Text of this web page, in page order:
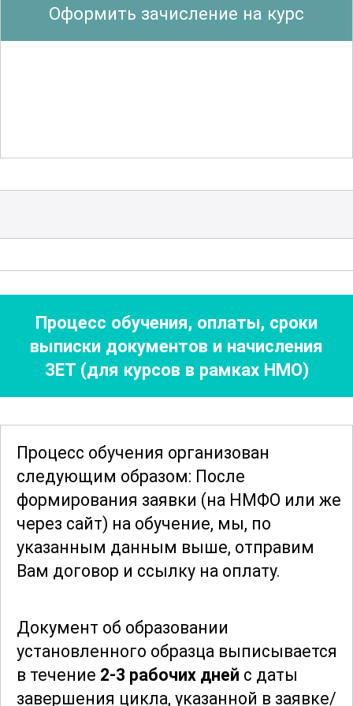
вмешательств, управление рисками,
этические аспекты сестринской
подбор, обучение и адаптацию
методов: лекций, мастер-классов,
деловых игр и кейс-стади.
Практические занятия проводятся на
клинических базах клиник-партнеров,
что позволяет участникам сразу
применять полученные знания. Особое
реальных ситуаций и разработке
индивидуальных решений для каждого
медицинского учреждения.
Особое внимание в курсе уделяется
вопросам внедрения современных
технологий в работу сестринской
документирование и системы
поддержки принятия решений. Также
рассматриваются вопросы управления
Оформить зачисление на курс
Процесс обучения, оплаты, сроки
выписки документов и начисления
ЗЕТ (для курсов в рамках НМО)
Процесс обучения организован
следующим образом: После
формирования заявки (на НМФО или же
через сайт) на обучение, мы, по
указанным данным выше, отправим
Вам договор и ссылку на оплату.
Документ об образовании
установленного образца выписывается
в течение 2-3 рабочих дней с даты
завершения цикла, указанной в заявке/